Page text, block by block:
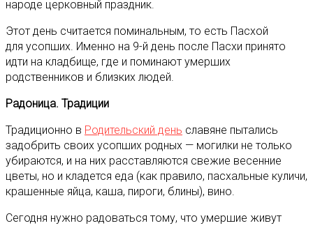
народе церковный праздник.
Этот день считается поминальным, то есть Пасхой
для усопших. Именно на 9-й день после Пасхи принято
идти на кладбище, где и поминают умерших
родственников и близких людей.
Радоница. Традиции
Традиционно в Родительский день славяне пытались
задобрить своих усопших родных — могилки не только
убираются, и на них расставляются свежие весенние
цветы, но и кладется еда (как правило, пасхальные куличи,
крашенные яйца, каша, пироги, блины), вино.
Сегодня нужно радоваться тому, что умершие живут